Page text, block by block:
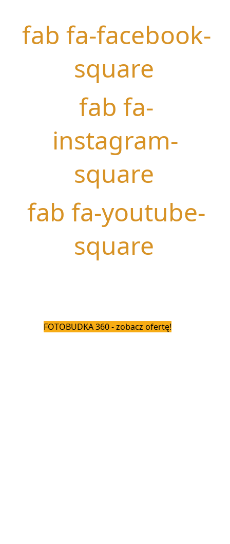
fab fa-facebook-
square
fab fa-
instagram-
square
fab fa-youtube-
square
FOTOBUDKA 360 - zobacz ofertę!